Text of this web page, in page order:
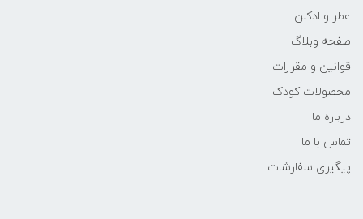
عطر و ادکلن
صفحه وبلاگ
قوانین و مقررات
محصولات کودک
درباره ما
تماس با ما
پیگیری سفارشات